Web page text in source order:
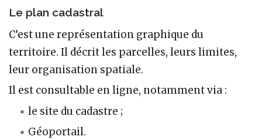
Le plan cadastral
C’est une représentation graphique du
territoire. Il décrit les parcelles, leurs limites,
leur organisation spatiale.
Il est consultable en ligne, notamment via :
le site du cadastre ;
Géoportail.